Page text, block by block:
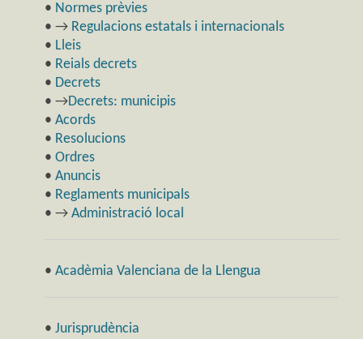
• Normes prèvies
• → Regulacions estatals i internacionals
• Lleis
• Reials decrets
• Decrets
• →Decrets: municipis
• Acords
• Resolucions
• Ordres
• Anuncis
• Reglaments municipals
• → Administració local
• Acadèmia Valenciana de la Llengua
• Jurisprudència